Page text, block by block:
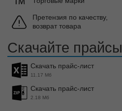
Претензия по качеству,
возврат товара
Скачайте прайсы
Скачать прайс-лист
11.17 Мб
Скачать прайс-лист
2.18 Мб